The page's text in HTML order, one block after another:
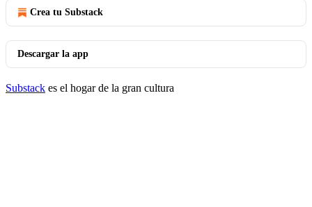
Crea tu Substack
Descargar la app
Substack es el hogar de la gran cultura